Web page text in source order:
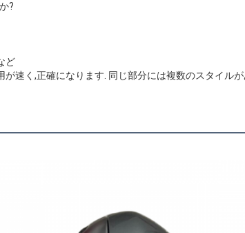
?
ど
速く,正確になります. 同じ部分には複数のスタイルが